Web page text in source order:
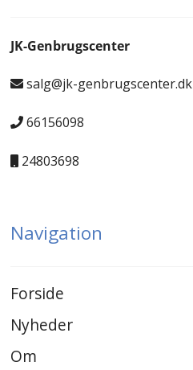
JK-Genbrugscenter
salg@jk-genbrugscenter.dk
66156098
24803698
Navigation
Forside
Nyheder
Om